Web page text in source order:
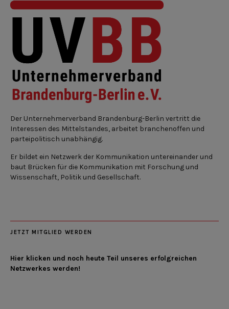
Der Unternehmerverband Brandenburg-Berlin vertritt die
Interessen des Mittelstandes, arbeitet branchenoffen und
parteipolitisch unabhängig.
Er bildet ein Netzwerk der Kommunikation untereinander und
baut Brücken für die Kommunikation mit Forschung und
Wissenschaft, Politik und Gesellschaft.
JETZT MITGLIED WERDEN
Hier klicken und noch heute Teil unseres erfolgreichen
Netzwerkes werden!